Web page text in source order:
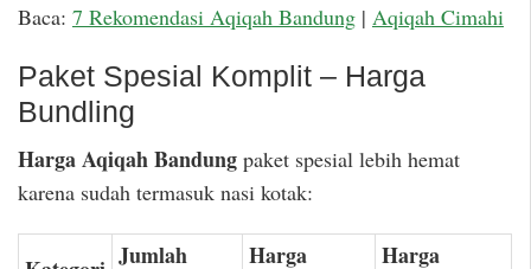
Baca: 7 Rekomendasi Aqiqah Bandung | Aqiqah Cimahi
Paket Spesial Komplit – Harga
Bundling
Harga Aqiqah Bandung paket spesial lebih hemat
karena sudah termasuk nasi kotak:
Jumlah
Harga
Harga